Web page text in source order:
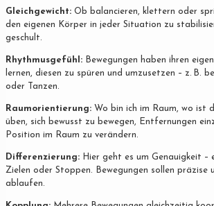
Gleichgewicht: Ob balancieren, klettern oder
den eigenen Körper in jeder Situation zu
geschult.
Rhythmusgefühl: Bewegungen haben ihren
lernen, diesen zu spüren und umzusetzen – z. B.
oder Tanzen.
Raumorientierung: Wo bin ich im Raum, wo ist
üben, sich bewusst zu bewegen, Entfernungen
Position im Raum zu verändern.
Differenzierung: Hier geht es um Genauigkeit –
Zielen oder Stoppen. Bewegungen sollen präzise
ablaufen.